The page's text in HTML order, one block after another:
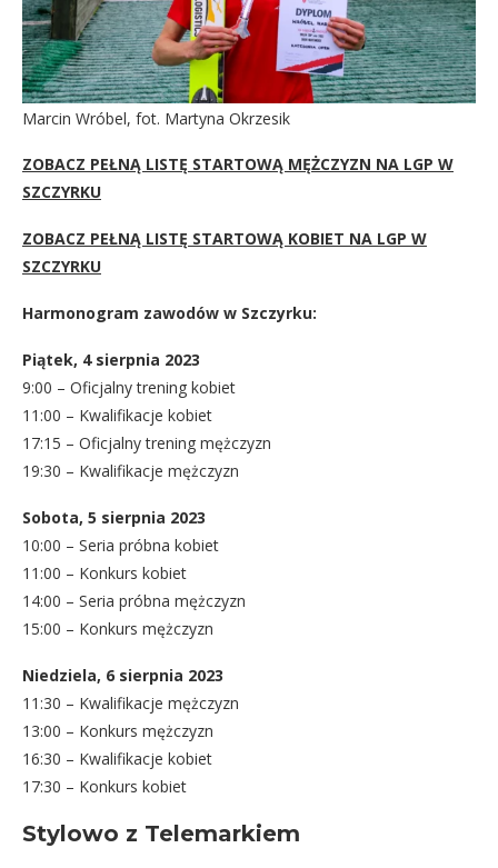
Marcin Wróbel, fot. Martyna Okrzesik
ZOBACZ PEŁNĄ LISTĘ STARTOWĄ MĘŻCZYZN NA LGP W
SZCZYRKU
ZOBACZ PEŁNĄ LISTĘ STARTOWĄ KOBIET NA LGP W
SZCZYRKU
Harmonogram zawodów w Szczyrku:
Piątek, 4 sierpnia 2023
9:00 – Oficjalny trening kobiet
11:00 – Kwalifikacje kobiet
17:15 – Oficjalny trening mężczyzn
19:30 – Kwalifikacje mężczyzn
Sobota, 5 sierpnia 2023
10:00 – Seria próbna kobiet
11:00 – Konkurs kobiet
14:00 – Seria próbna mężczyzn
15:00 – Konkurs mężczyzn
Niedziela, 6 sierpnia 2023
11:30 – Kwalifikacje mężczyzn
13:00 – Konkurs mężczyzn
16:30 – Kwalifikacje kobiet
17:30 – Konkurs kobiet
Stylowo z Telemarkiem